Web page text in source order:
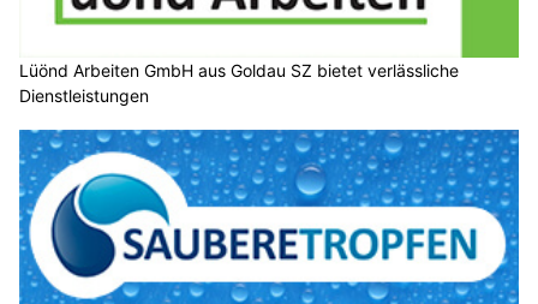
Lüönd Arbeiten GmbH aus Goldau SZ bietet verlässliche
Dienstleistungen